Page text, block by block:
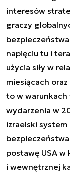
interesów
graczy
napięciu tu i
użycia siły w
miesiącach
to w
wydarzenia w
izraelski
postawę USA
i wewnętrznej